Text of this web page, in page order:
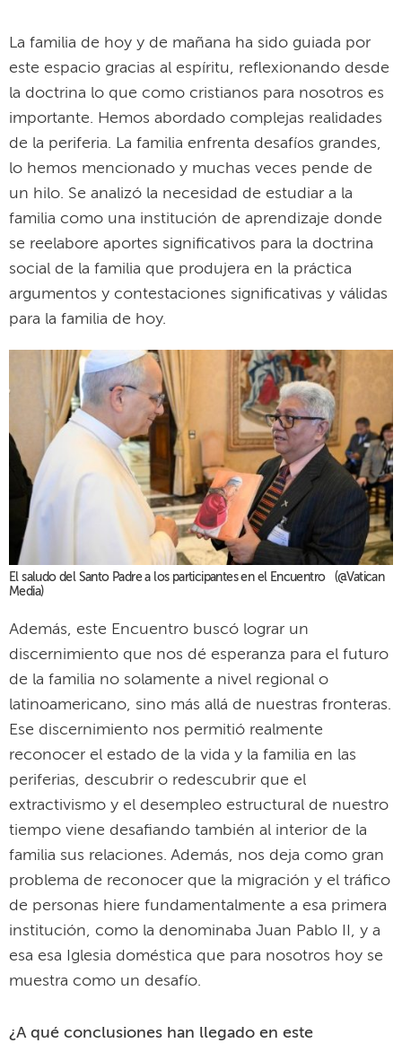
La familia de hoy y de mañana ha sido guiada por
este espacio gracias al espíritu, reflexionando desde
la doctrina lo que como cristianos para nosotros es
importante. Hemos abordado complejas realidades
de la periferia. La familia enfrenta desafíos grandes,
lo hemos mencionado y muchas veces pende de
un hilo. Se analizó la necesidad de estudiar a la
familia como una institución de aprendizaje donde
se reelabore aportes significativos para la doctrina
social de la familia que produjera en la práctica
argumentos y contestaciones significativas y válidas
para la familia de hoy.
El saludo del Santo Padre a los participantes en el Encuentro (@Vatican
Media)
Además, este Encuentro buscó lograr un
discernimiento que nos dé esperanza para el futuro
de la familia no solamente a nivel regional o
latinoamericano, sino más allá de nuestras fronteras.
Ese discernimiento nos permitió realmente
reconocer el estado de la vida y la familia en las
periferias, descubrir o redescubrir que el
extractivismo y el desempleo estructural de nuestro
tiempo viene desafiando también al interior de la
familia sus relaciones. Además, nos deja como gran
problema de reconocer que la migración y el tráfico
de personas hiere fundamentalmente a esa primera
institución, como la denominaba Juan Pablo II, y a
esa esa Iglesia doméstica que para nosotros hoy se
muestra como un desafío.
¿A qué conclusiones han llegado en este